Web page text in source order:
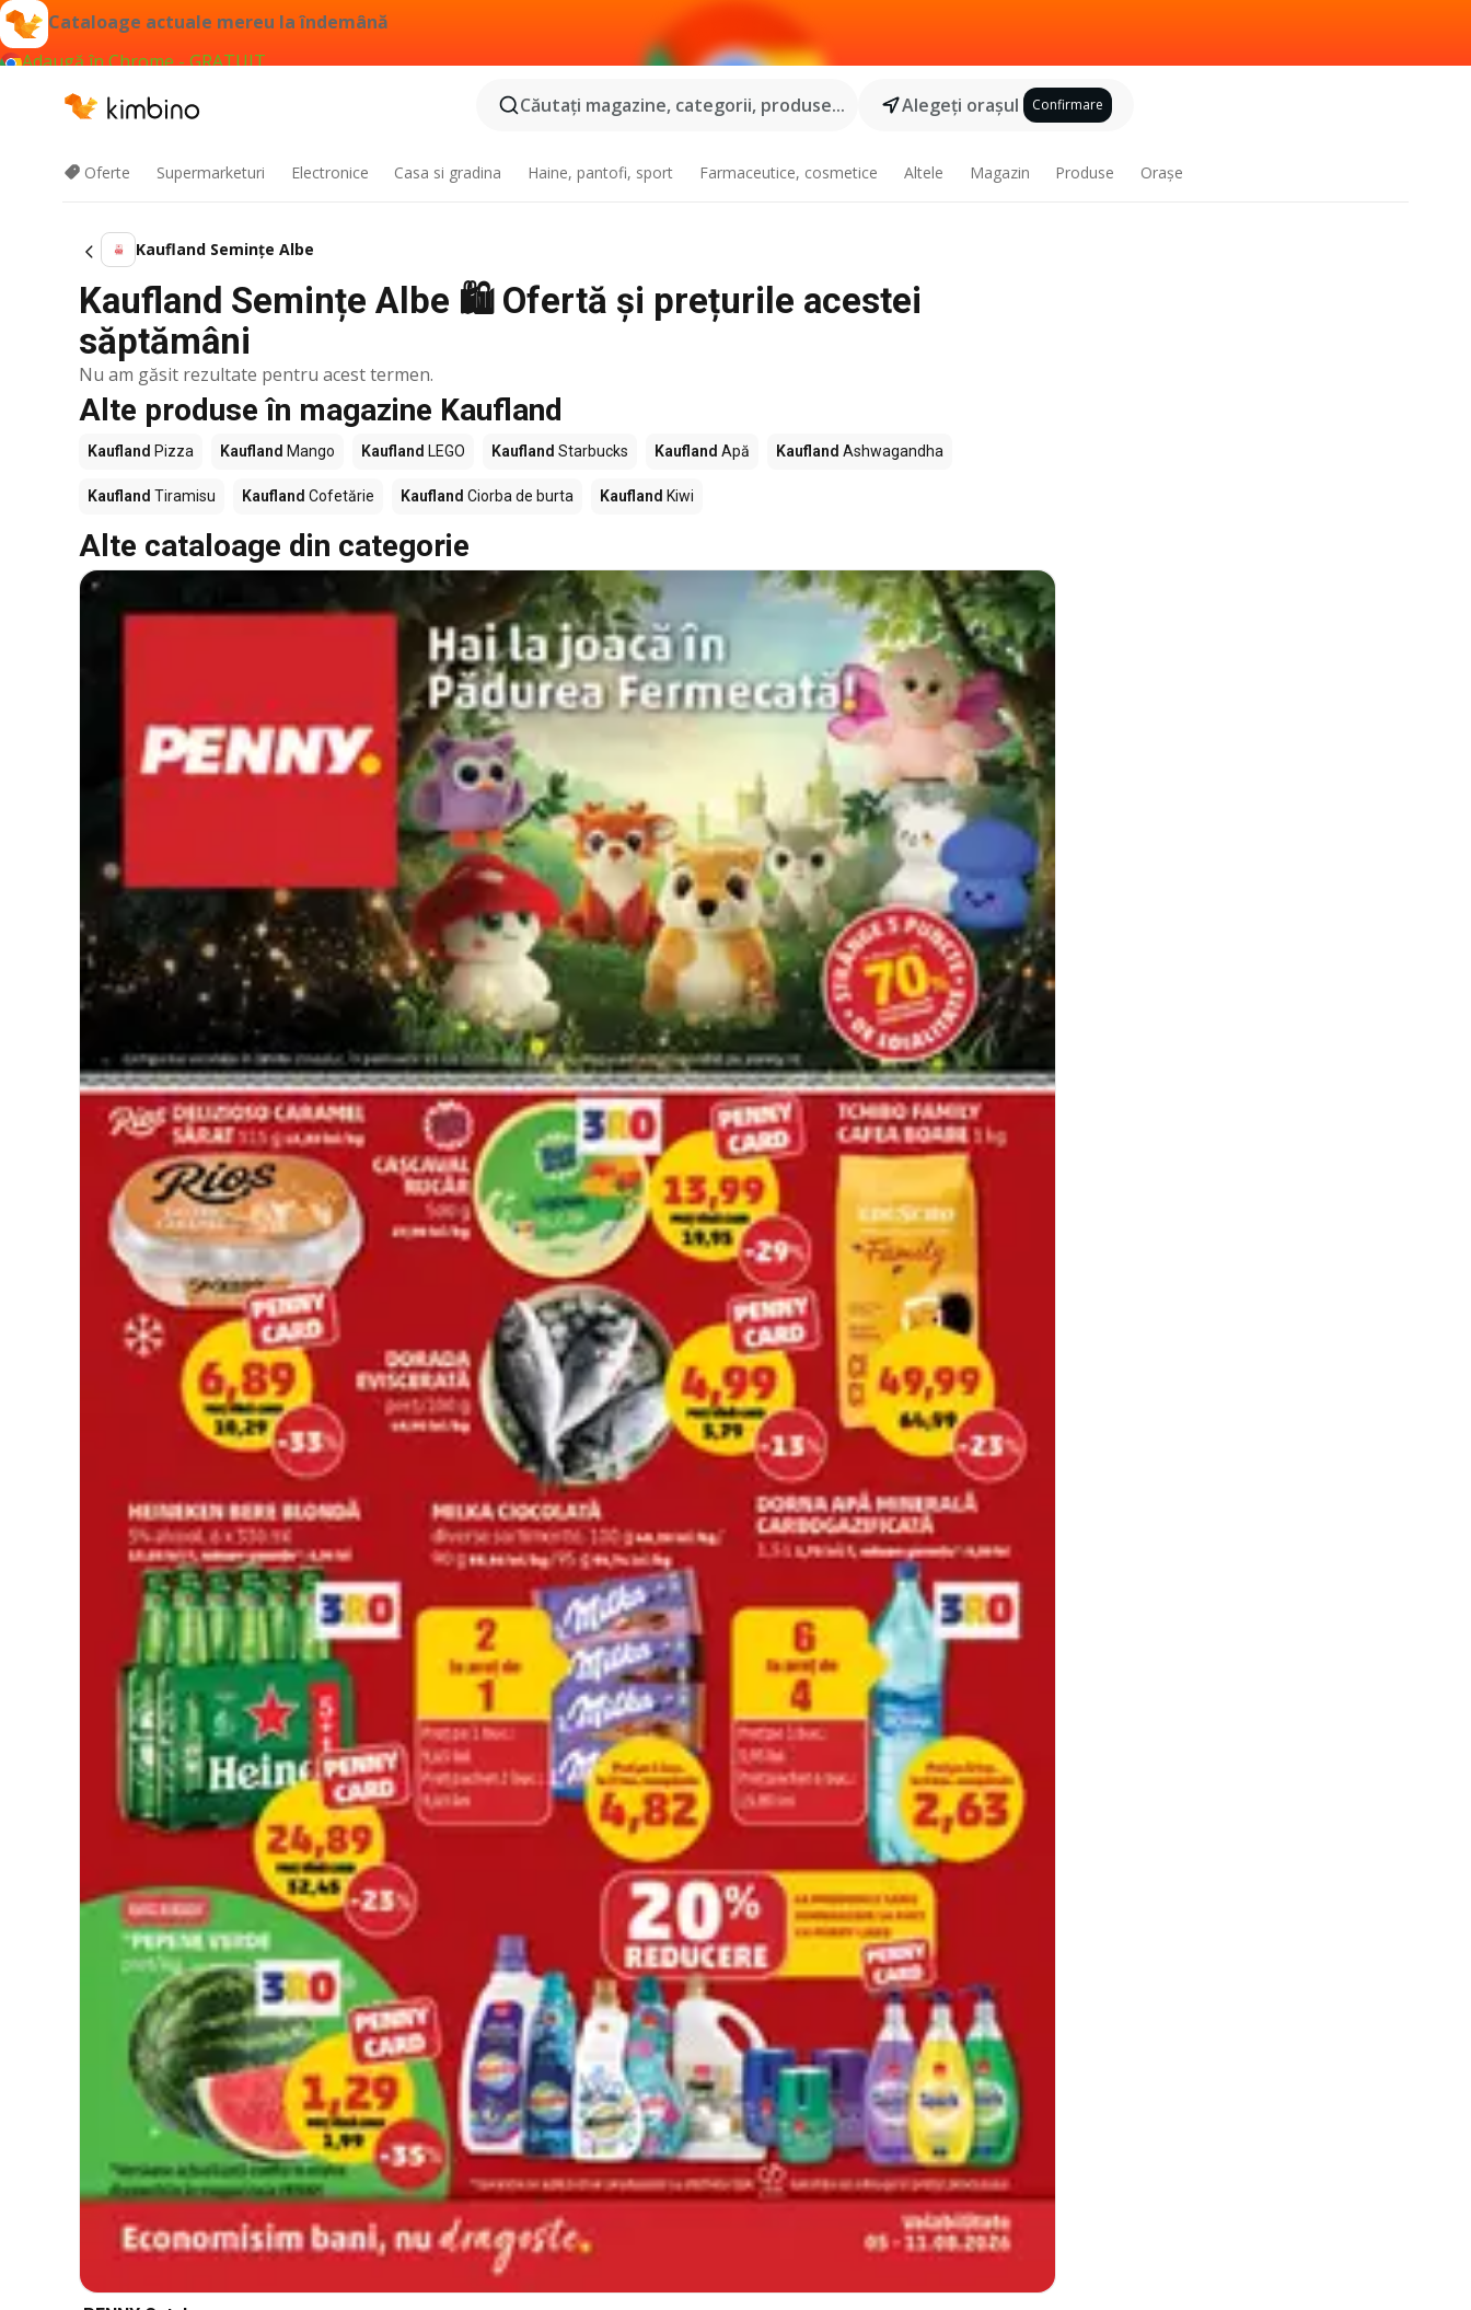
Cataloage actuale mereu la îndemână
Adaugă în Chrome - GRATUIT
Căutaţi magazine, categorii, produse...
Alegeţi oraşul Confirmare
Oferte Supermarketuri Electronice Casa si gradina Haine, pantofi, sport Farmaceutice, cosmetice Altele Magazin Produse Oraşe
Kaufland Semințe Albe
Kaufland Semințe Albe 🛍️ Ofertă și prețurile acestei
săptămâni
Nu am găsit rezultate pentru acest termen.
Alte produse în magazine Kaufland
Kaufland Pizza Kaufland Mango Kaufland LEGO Kaufland Starbucks Kaufland Apă Kaufland Ashwagandha
Kaufland Tiramisu Kaufland Cofetărie Kaufland Ciorba de burta Kaufland Kiwi
Alte cataloage din categorie